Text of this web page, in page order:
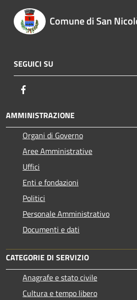
Comune di San
SEGUICI SU
AMMINISTRAZIONE
Organi di Governo
Aree Amministrative
Uffici
Enti e fondazioni
Politici
Personale Amministrativo
Documenti e dati
CATEGORIE DI SERVIZIO
Anagrafe e stato civile
Cultura e tempo libero